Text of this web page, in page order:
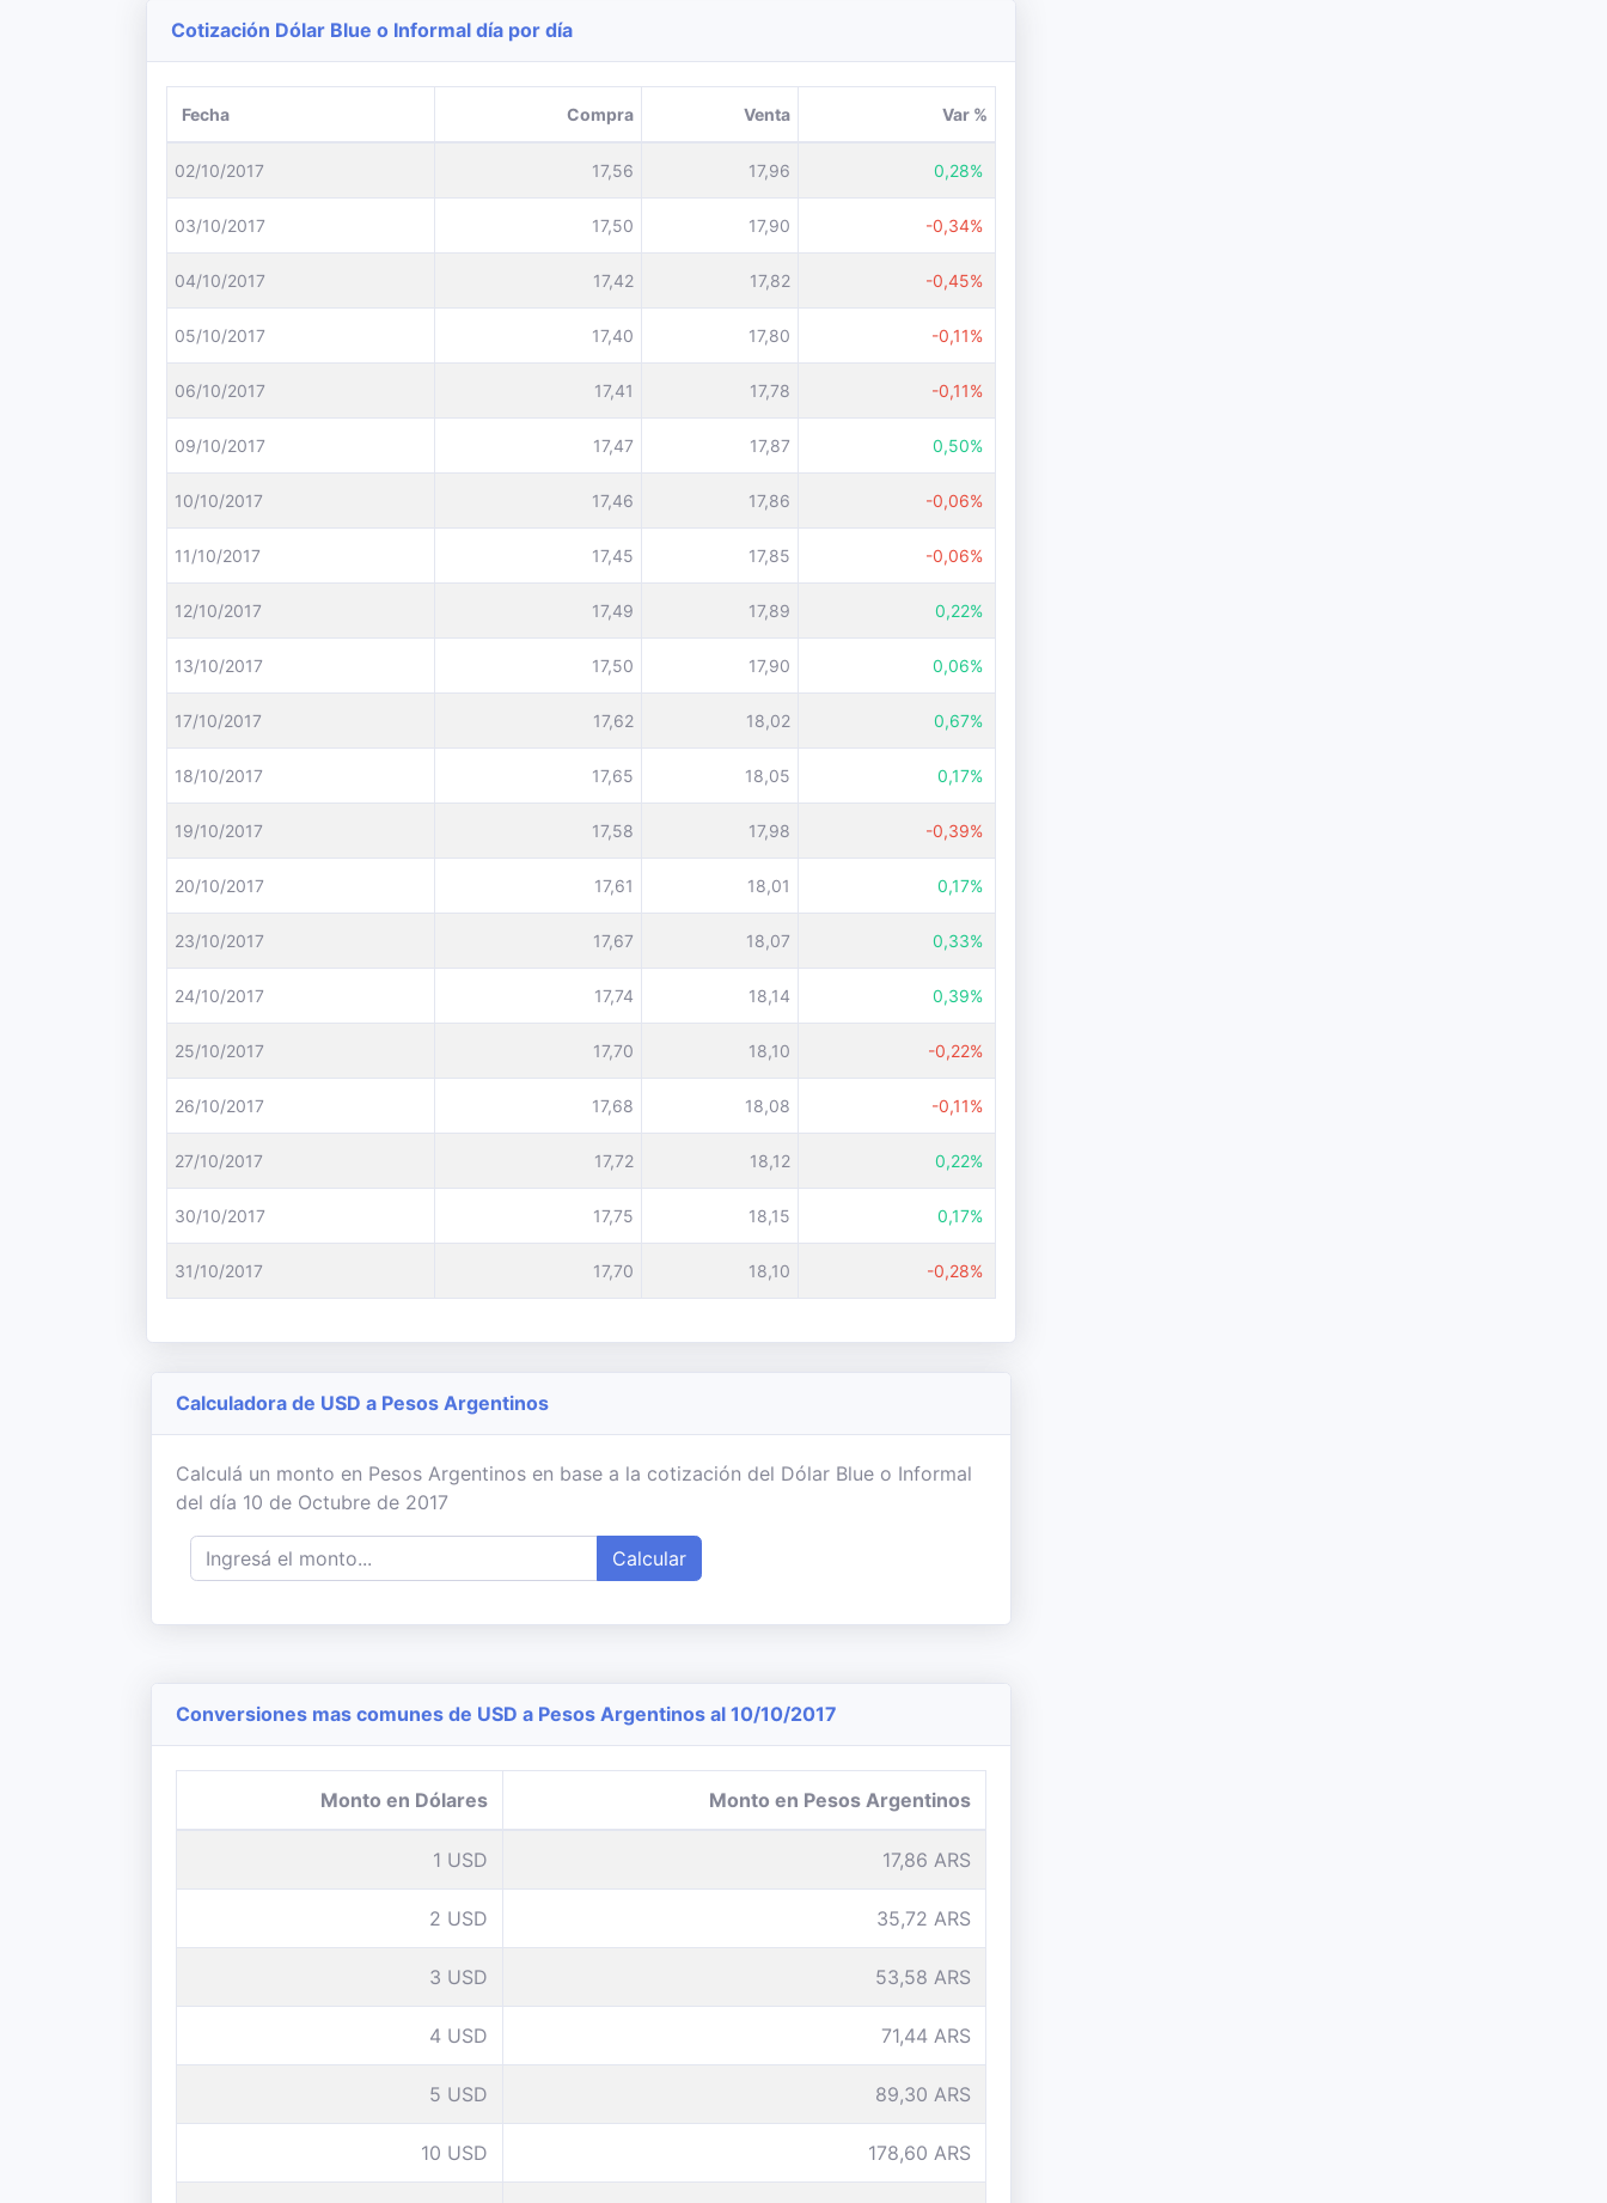
Cotización Dólar Blue o Informal día por día
Fecha Compra Venta Var %
02/10/2017 17,56 17,96 0,28%
03/10/2017 17,50 17,90 -0,34%
04/10/2017 17,42 17,82 -0,45%
05/10/2017 17,40 17,80 -0,11%
06/10/2017 17,41 17,78 -0,11%
09/10/2017 17,47 17,87 0,50%
10/10/2017 17,46 17,86 -0,06%
11/10/2017 17,45 17,85 -0,06%
12/10/2017 17,49 17,89 0,22%
13/10/2017 17,50 17,90 0,06%
17/10/2017 17,62 18,02 0,67%
18/10/2017 17,65 18,05 0,17%
19/10/2017 17,58 17,98 -0,39%
20/10/2017 17,61 18,01 0,17%
23/10/2017 17,67 18,07 0,33%
24/10/2017 17,74 18,14 0,39%
25/10/2017 17,70 18,10 -0,22%
26/10/2017 17,68 18,08 -0,11%
27/10/2017 17,72 18,12 0,22%
30/10/2017 17,75 18,15 0,17%
31/10/2017 17,70 18,10 -0,28%
Calculadora de USD a Pesos Argentinos
Calculá un monto en Pesos Argentinos en base a la cotización del Dólar Blue o Informal
del día 10 de Octubre de 2017
Calcular
Conversiones mas comunes de USD a Pesos Argentinos al 10/10/2017
Monto en Dólares Monto en Pesos Argentinos
1 USD 17,86 ARS
2 USD 35,72 ARS
3 USD 53,58 ARS
4 USD 71,44 ARS
5 USD 89,30 ARS
10 USD 178,60 ARS